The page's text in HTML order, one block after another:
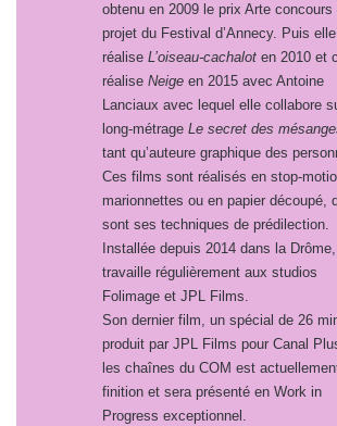
obtenu en 2009 le prix Arte concours
projet du Festival d’Annecy. Puis elle
réalise L’oiseau-cachalot en 2010 et
réalise Neige en 2015 avec Antoine
Lanciaux avec lequel elle collabore
long-métrage Le secret des
tant qu’auteure graphique des
Ces films sont réalisés en stop-
marionnettes ou en papier découpé,
sont ses techniques de prédilection.
Installée depuis 2014 dans la
travaille régulièrement aux studios
Folimage et JPL Films.
Son dernier film, un spécial de 26
produit par JPL Films pour Canal
les chaînes du COM est
finition et sera présenté en Work in
Progress exceptionnel.